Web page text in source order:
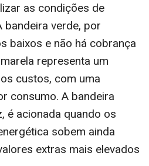
as condições de
bandeira verde, por
baixos e não há cobrança
representa um
custos, com uma
consumo. A bandeira
é acionada quando os
sobem ainda
extras mais elevados